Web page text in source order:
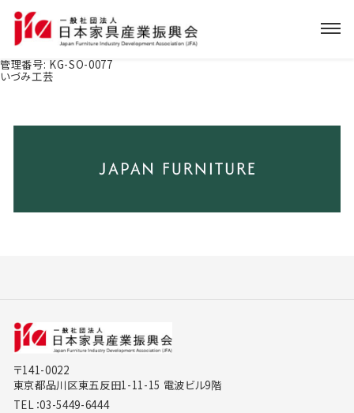
管理番号: KG-SO-0077
いづみ工芸
〒141-0022
東京都品川区東五反田1-11-15 電波ビル9階
TEL：03-5449-6444